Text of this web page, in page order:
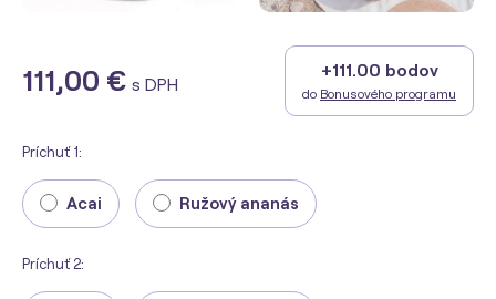
111,00 € s DPH
+111.00 bodov
do Bonusového programu
Príchuť 1:
Acai Ružový ananás
Príchuť 2: